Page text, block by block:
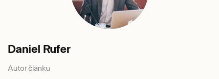
Daniel Rufer
Autor článku